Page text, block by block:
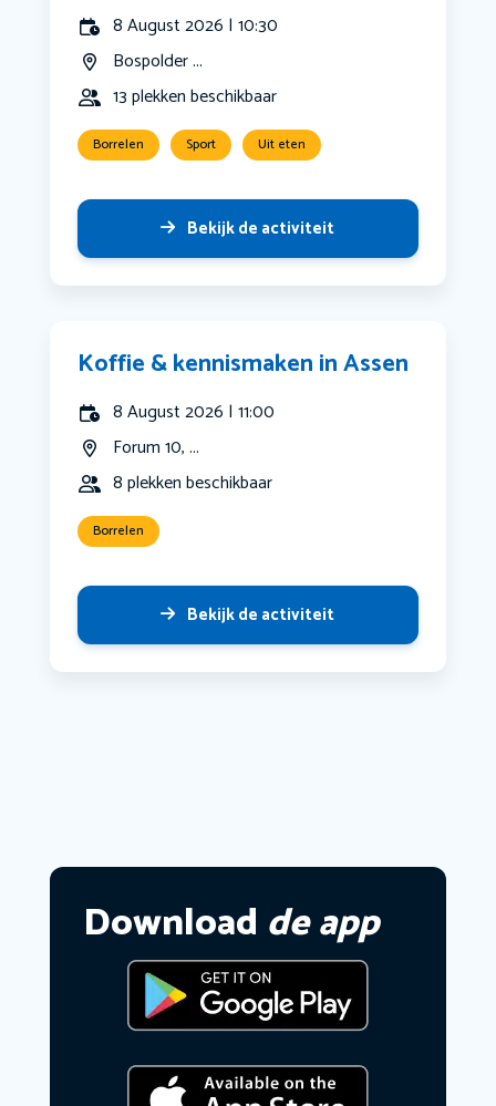
8 August 2026 | 10:30
Bospolder ...
13 plekken beschikbaar
Borrelen Sport Uit eten
Bekijk de activiteit
Koffie & kennismaken in Assen
8 August 2026 | 11:00
Forum 10, ...
8 plekken beschikbaar
Borrelen
Bekijk de activiteit
Download de app